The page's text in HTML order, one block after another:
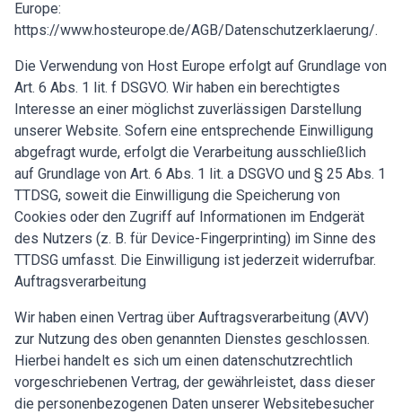
Europe:
https://www.hosteurope.de/AGB/Datenschutzerklaerung/.
Die Verwendung von Host Europe erfolgt auf Grundlage von
Art. 6 Abs. 1 lit. f DSGVO. Wir haben ein berechtigtes
Interesse an einer möglichst zuverlässigen Darstellung
unserer Website. Sofern eine entsprechende Einwilligung
abgefragt wurde, erfolgt die Verarbeitung ausschließlich
auf Grundlage von Art. 6 Abs. 1 lit. a DSGVO und § 25 Abs. 1
TTDSG, soweit die Einwilligung die Speicherung von
Cookies oder den Zugriff auf Informationen im Endgerät
des Nutzers (z. B. für Device-Fingerprinting) im Sinne des
TTDSG umfasst. Die Einwilligung ist jederzeit widerrufbar.
Auftragsverarbeitung
Wir haben einen Vertrag über Auftragsverarbeitung (AVV)
zur Nutzung des oben genannten Dienstes geschlossen.
Hierbei handelt es sich um einen datenschutzrechtlich
vorgeschriebenen Vertrag, der gewährleistet, dass dieser
die personenbezogenen Daten unserer Websitebesucher